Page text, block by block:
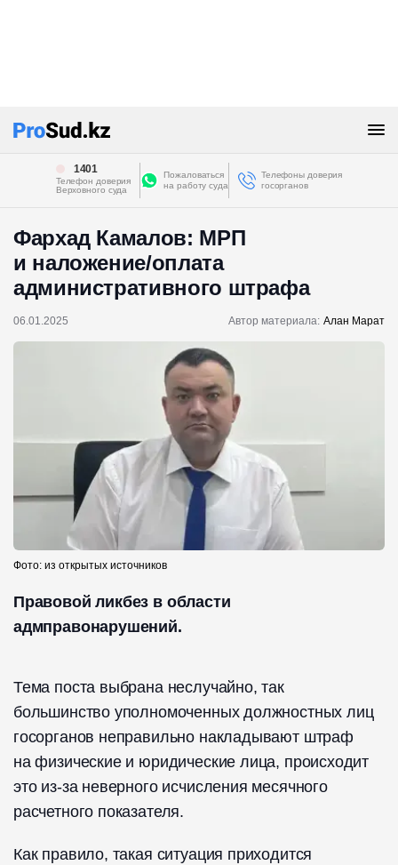
1401
Телефон доверия
Верховного суда
Пожаловаться
на работу суда
Телефоны доверия
госорганов
Фархад Камалов: МРП
и наложение/оплата
административного штрафа
06.01.2025 Автор материала: Алан Марат
Фото: из открытых источников
Правовой ликбез в области
адмправонарушений.
Тема поста выбрана неслучайно, так
большинство уполномоченных должностных лиц
госорганов️ неправильно накладывают штраф
на физические и юридические лица, происходит
это из-за ️неверного исчисления месячного
расчетного показателя.
Как правило, такая ситуация приходится